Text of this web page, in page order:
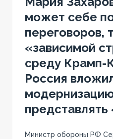
может себе
переговоров,
«зависимой
среду Крамп-
Россия
представлять
Министр обороны РФ